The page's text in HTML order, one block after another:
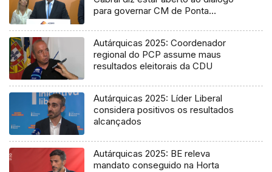
para governar CM de Ponta
Autárquicas 2025: Coordenador
regional do PCP assume maus
resultados eleitorais da CDU
Autárquicas 2025: Líder Liberal
considera positivos os resultados
alcançados
Autárquicas 2025: BE releva
mandato conseguido na Horta